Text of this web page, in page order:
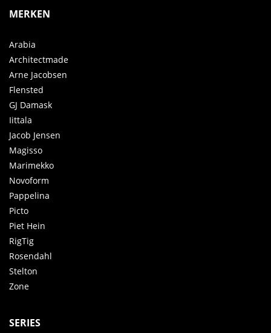
MERKEN
Arabia
Architectmade
Arne Jacobsen
Flensted
GJ Damask
Iittala
Jacob Jensen
Magisso
Marimekko
Novoform
Pappelina
Picto
Piet Hein
RigTig
Rosendahl
Stelton
Zone
SERIES